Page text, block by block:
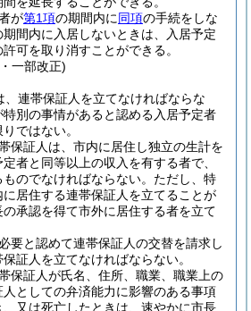
が第1項の期間内に同項の手続をしな
期間内に入居しないときは、入居予定
可を取り消すことができる。
一部改正)
、連帯保証人を立てなければならな
特別の事情があると認める入居予定者
ではない。
保証人は、市内に居住し独立の生計を
者と同等以上の収入を有する者で、
のでなければならない。 ただし、特
居住する連帯保証人を立てることが
承認を得て市外に居住する者を立て
要と認めて連帯保証人の交替を請求し
証人を立てなければならない。
保証人が氏名、住所、職業、職業上の
としての弁済能力に影響のある事項
又は死亡したときは、速やかに市長